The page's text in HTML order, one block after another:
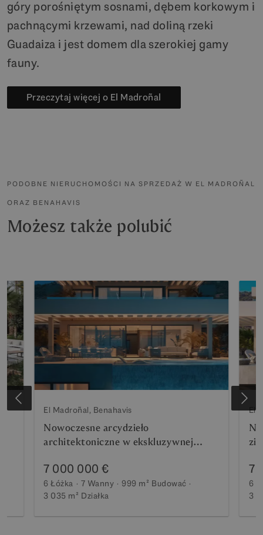
góry porośniętym sosnami, dębem korkowym i
pachnącymi krzewami, nad doliną rzeki
Guadaiza i jest domem dla szerokiej gamy
fauny.
Przeczytaj więcej o El Madroñal
PODOBNE NIERUCHOMOŚCI NA SPRZEDAŻ W EL MADROÑAL
ORAZ BENAHAVIS
Możesz także polubić
El Madroñal, Benahavis
Nowoczesne arcydzieło
architektoniczne w ekskluzywnej
7 000 000 €
6 Łóżka 7 Wanny 999 m² Budować
3 035 m² Działka
El
7
6
3